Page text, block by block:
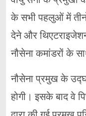
के सभी पहलुओं में
देने और
नौसेना कमांडरों के
नौसेना प्रमुख के
होगी। इसके बाद वे